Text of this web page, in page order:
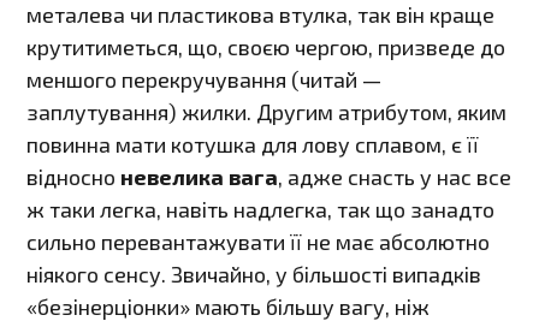
металева чи пластикова втулка, так він краще
крутитиметься, що, своєю чергою, призведе до
меншого перекручування (читай —
заплутування) жилки. Другим атрибутом, яким
повинна мати котушка для лову сплавом, є її
відносно невелика вага, адже снасть у нас все
ж таки легка, навіть надлегка, так що занадто
сильно перевантажувати її не має абсолютно
ніякого сенсу. Звичайно, у більшості випадків
«безінерціонки» мають більшу вагу, ніж